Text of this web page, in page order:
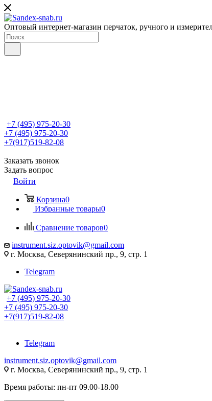
Оптовый интернет-магазин перчаток, ручного и
+7 (495) 975-20-30
+7 (495) 975-20-30
+7(917)519-82-08
Заказать звонок
Задать вопрос
Войти
Корзина0
Избранные товары0
Сравнение товаров0
instrument.siz.optovik@gmail.com
г. Москва, Северянинский пр., 9, стр. 1
Telegram
+7 (495) 975-20-30
+7 (495) 975-20-30
+7(917)519-82-08
Telegram
instrument.siz.optovik@gmail.com
г. Москва, Северянинский пр., 9, стр. 1
Время работы: пн-пт 09.00-18.00